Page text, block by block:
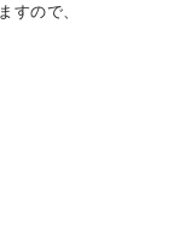
すので、